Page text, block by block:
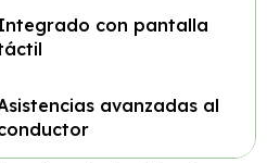
con pantalla
avanzadas al